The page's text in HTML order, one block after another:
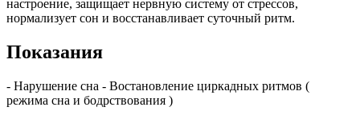
настроение, защищает нервную систему от стрессов,
нормализует сон и восстанавливает суточный ритм.
Показания
- Нарушение сна - Востановление циркадных ритмов (
режима сна и бодрствования )